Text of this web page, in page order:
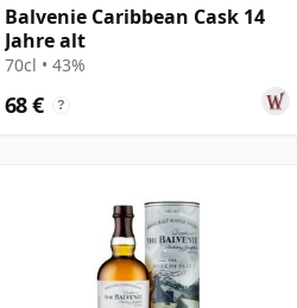
Balvenie Caribbean Cask 14
Jahre alt
70cl • 43%
68 € ?